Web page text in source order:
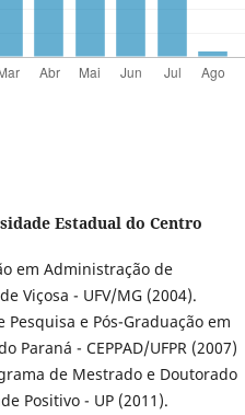
Estadual do Centro
em Administração de
Viçosa - UFV/MG (2004).
e Pós-Graduação em
- CEPPAD/UFPR (2007)
de Mestrado e Doutorado
Positivo - UP (2011).